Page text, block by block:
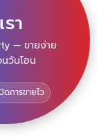
า
— ขายง่าย
วันโอน
ดการขายไว